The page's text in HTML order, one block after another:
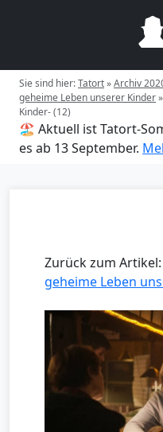
Sie sind hier:Tatort»Archiv
geheime Leben unserer Kinder»
Kinder- (12)
🏖️ Aktuell ist Tatort-
es ab 13 September.
Zurück zum Artikel:
geheime Leben